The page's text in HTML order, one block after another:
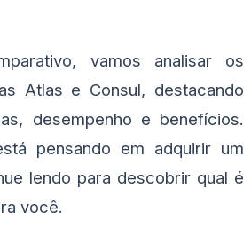
vamos analisar os
Atlas e Consul, destacando
desempenho e benefícios.
pensando em adquirir um
lendo para descobrir qual é
você.